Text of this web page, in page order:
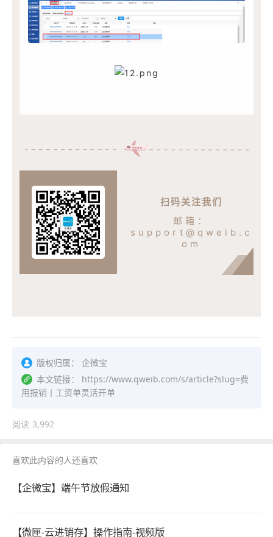
扫码关注我们
邮箱：
support@qweib.c
om
版权归属：
企微宝
本文链接：
https://www.qweib.com/s/article?slug=费
用报销丨工资单灵活开单
阅读 3,992
喜欢此内容的人还喜欢
【企微宝】端午节放假通知
【微匣-云进销存】操作指南-视频版